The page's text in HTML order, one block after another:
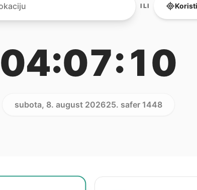
ILI
04:07:10
subota, 8. august 202625. safer 1448